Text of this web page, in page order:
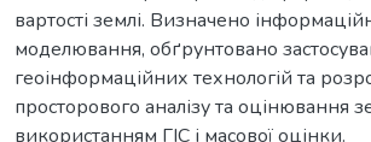
вартості землі. Визначено
моделювання, обґрунтовано
геоінформаційних технологій та
просторового аналізу та оцінювання
використанням ГІС і масової оцінки.